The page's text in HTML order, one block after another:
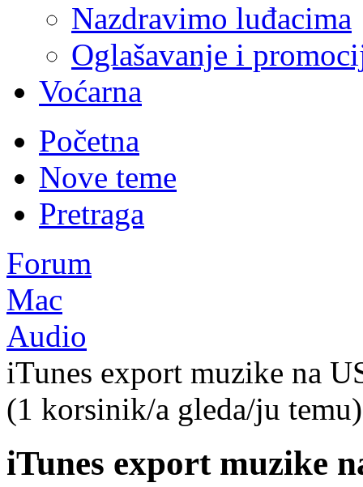
Nazdravimo luđacima
Oglašavanje i
Voćarna
Početna
Nove teme
Pretraga
Forum
Mac
Audio
iTunes export muzike na
(1 korsinik/a gleda/ju
iTunes export muzike